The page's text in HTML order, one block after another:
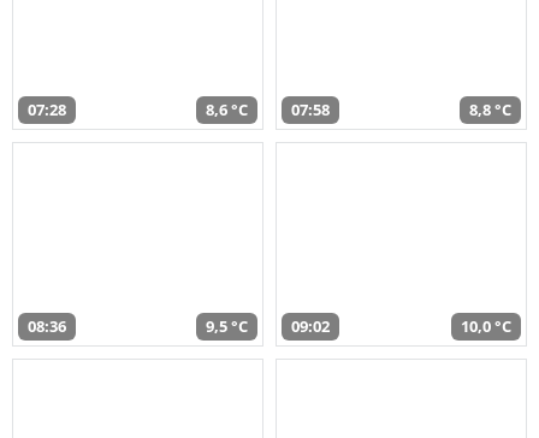
07:28 8,6 °C 07:58 8,8 °C
08:36 9,5 °C 09:02 10,0 °C